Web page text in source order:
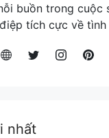
buồn trong cuộc
tích cực về tình
nhất